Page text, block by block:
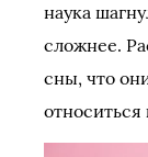
наука
сложнее.
сны, что
относиться